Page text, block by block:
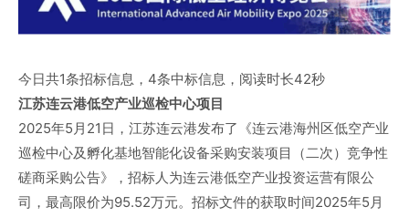
今日共1条招标信息，4条中标信息，阅读时长42秒
江苏连云港低空产业巡检中心项目
2025年5月21日，江苏连云港发布了《连云港海州区低空产业
巡检中心及孵化基地智能化设备采购安装项目（二次）竞争性
磋商采购公告》，招标人为连云港低空产业投资运营有限公
司，最高限价为95.52万元。招标文件的获取时间2025年5月